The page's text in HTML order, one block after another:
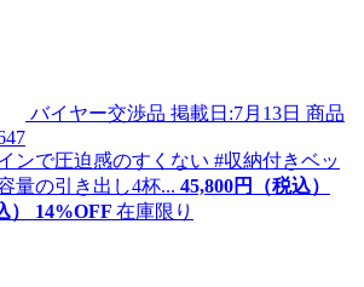
バイヤー交渉品 掲載日:7月13日 商品
ンで圧迫感のすくない #収納付きベッ
量の引き出し4杯... 45,800円（税込）
） 14%OFF 在庫限り